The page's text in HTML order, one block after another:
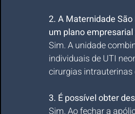
2. A Maternidade
um plano
Sim. A unidade
individuais de UTI
cirurgias intrauterinas
3. É possível obter
Sim. Ao fechar a